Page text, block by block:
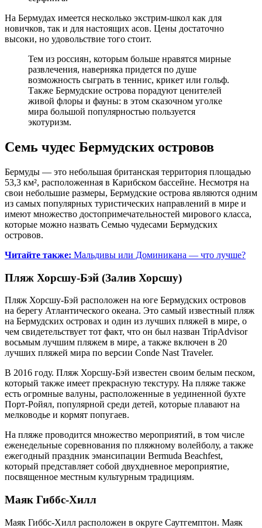
На Бермудах имеется несколько экстрим-школ как для
новичков, так и для настоящих асов. Цены достаточно
высоки, но удовольствие того стоит.
Тем из россиян, которым больше нравятся мирные
развлечения, наверняка придется по душе
возможность сыграть в теннис, крикет или гольф.
Также Бермудские острова порадуют ценителей
живой флоры и фауны: в этом сказочном уголке
мира большой популярностью пользуется
экотуризм.
Семь чудес Бермудских островов
Бермуды — это небольшая британская территория площадью
53,3 км², расположенная в Карибском бассейне. Несмотря на
свои небольшие размеры, Бермудские острова являются одним
из самых популярных туристических направлений в мире и
имеют множество достопримечательностей мирового класса,
которые можно назвать Семью чудесами Бермудских
островов.
Читайте также: Мальдивы или Доминикана — что лучше?
Пляж Хорсшу-Бэй (Залив Хорсшу)
Пляж Хорсшу-Бэй расположен на юге Бермудских островов
на берегу Атлантического океана. Это самый известный пляж
на Бермудских островах и один из лучших пляжей в мире, о
чем свидетельствует тот факт, что он был назван TripAdvisor
восьмым лучшим пляжем в мире, а также включен в 20
лучших пляжей мира по версии Conde Nast Traveler.
В 2016 году. Пляж Хорсшу-Бэй известен своим белым песком,
который также имеет прекрасную текстуру. На пляже также
есть огромные валуны, расположенные в уединенной бухте
Порт-Ройял, популярной среди детей, которые плавают на
мелководье и кормят попугаев.
На пляже проводится множество мероприятий, в том числе
еженедельные соревнования по пляжному волейболу, а также
ежегодный праздник эмансипации Bermuda Beachfest,
который представляет собой двухдневное мероприятие,
посвященное местным культурным традициям.
Маяк Гиббс-Хилл
Маяк Гиббс-Хилл расположен в округе Саутгемптон. Маяк